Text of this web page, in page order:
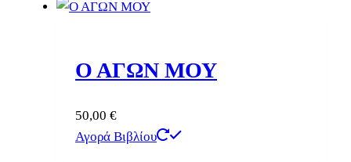
Ο ΑΓΩΝ ΜΟΥ
50,00 €
Αγορά Βιβλίου